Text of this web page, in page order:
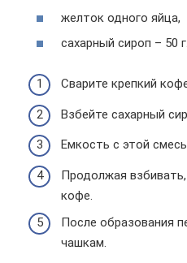
желток одного яйца,
сахарный сироп – 50 г.
Сварите крепкий
Взбейте сахарный
Емкость с этой
Продолжая взбивать,
кофе.
После образования
чашкам.